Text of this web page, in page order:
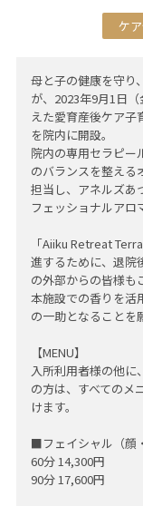
ケ
母と子の健康を守り
が、2023年9月1日
えた愛育産後ケア子
を院内に開設。
院内の専用セラピー
のバランスを整える
担当し、アネルズあ
フェッショナルアロ
「Aiiku Retreat
進するために、退院
の外部からの皆様も
本施設での香りを活
の一助となることを
【MENU】
入所利用者様の他に
の方は、すべてのメ
けます。
■フェイシャル（顔
60分 14,300円
90分 17,600円